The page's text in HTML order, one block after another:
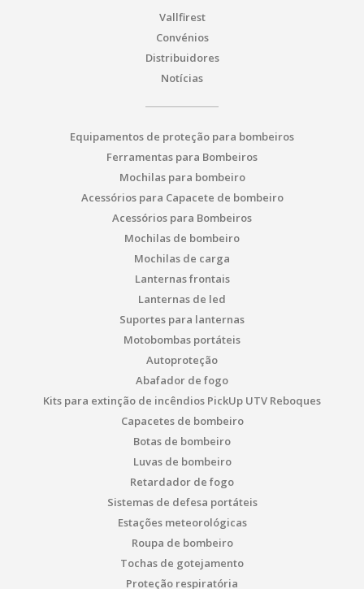
Vallfirest
Convénios
Distribuidores
Notícias
Equipamentos de proteção para bombeiros
Ferramentas para Bombeiros
Mochilas para bombeiro
Acessórios para Capacete de bombeiro
Acessórios para Bombeiros
Mochilas de bombeiro
Mochilas de carga
Lanternas frontais
Lanternas de led
Suportes para lanternas
Motobombas portáteis
Autoproteção
Abafador de fogo
Kits para extinção de incêndios PickUp UTV Reboques
Capacetes de bombeiro
Botas de bombeiro
Luvas de bombeiro
Retardador de fogo
Sistemas de defesa portáteis
Estações meteorológicas
Roupa de bombeiro
Tochas de gotejamento
Proteção respiratória